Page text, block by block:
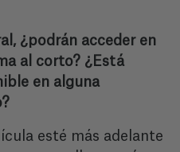
¿podrán acceder en
al corto? ¿Está
en alguna
esté más adelante